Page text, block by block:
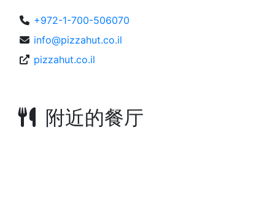
+972-1-700-506070
info@pizzahut.co.il
pizzahut.co.il
附近的餐厅